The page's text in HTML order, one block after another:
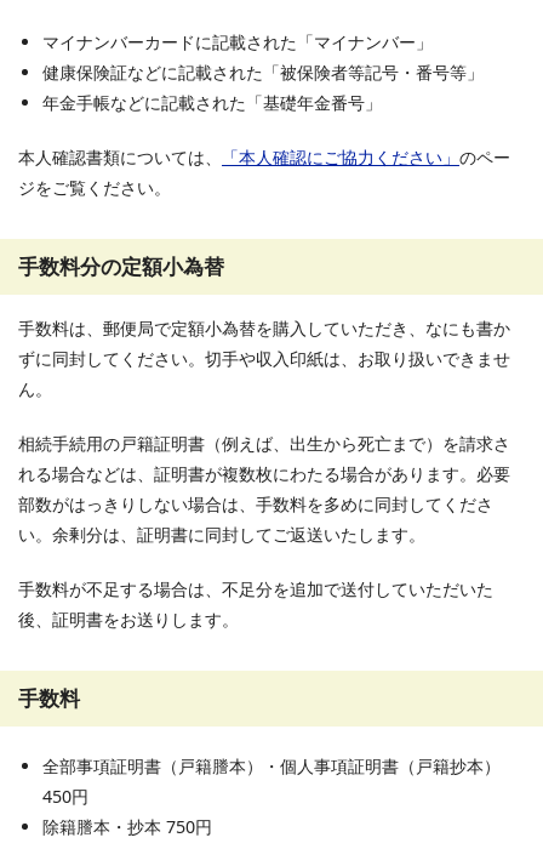
マイナンバーカードに記載された「マイナンバー」
健康保険証などに記載された「被保険者等記号・番号等」
年金手帳などに記載された「基礎年金番号」
本人確認書類については、 「本人確認にご協力ください」 のペー
ジをご覧ください。
手数料分の定額小為替
手数料は、郵便局で定額小為替を購入していただき、なにも書か
ずに同封してください。切手や収入印紙は、お取り扱いできませ
ん。
相続手続用の戸籍証明書（例えば、出生から死亡まで）を請求さ
れる場合などは、証明書が複数枚にわたる場合があります。必要
部数がはっきりしない場合は、手数料を多めに同封してくださ
い。余剰分は、証明書に同封してご返送いたします。
手数料が不足する場合は、不足分を追加で送付していただいた
後、証明書をお送りします。
手数料
全部事項証明書（戸籍謄本）・個人事項証明書（戸籍抄本）
450円
除籍謄本・抄本 750円